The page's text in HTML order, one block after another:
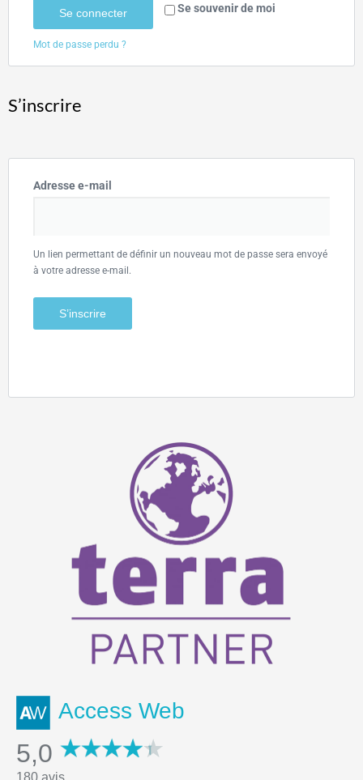
Se souvenir de moi
Se connecter
Mot de passe perdu ?
S’inscrire
Adresse e-mail
Un lien permettant de définir un nouveau mot de passe sera envoyé
à votre adresse e-mail.
S’inscrire
Access Web
5,0
180 avis